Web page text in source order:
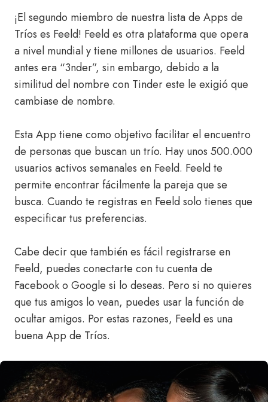
¡El segundo miembro de nuestra lista de Apps de
Tríos es Feeld! Feeld es otra plataforma que opera
a nivel mundial y tiene millones de usuarios. Feeld
antes era “3nder”, sin embargo, debido a la
similitud del nombre con Tinder este le exigió que
cambiase de nombre.
Esta App tiene como objetivo facilitar el encuentro
de personas que buscan un trío. Hay unos 500.000
usuarios activos semanales en Feeld. Feeld te
permite encontrar fácilmente la pareja que se
busca. Cuando te registras en Feeld solo tienes que
especificar tus preferencias.
Cabe decir que también es fácil registrarse en
Feeld, puedes conectarte con tu cuenta de
Facebook o Google si lo deseas. Pero si no quieres
que tus amigos lo vean, puedes usar la función de
ocultar amigos. Por estas razones, Feeld es una
buena App de Tríos.